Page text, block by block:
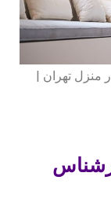
منزل تهران |